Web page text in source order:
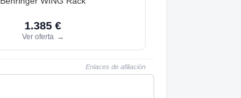
1.385 €
Ver oferta →
Enlaces de afiliación